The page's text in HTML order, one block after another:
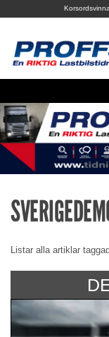
to
Listar alla artiklar